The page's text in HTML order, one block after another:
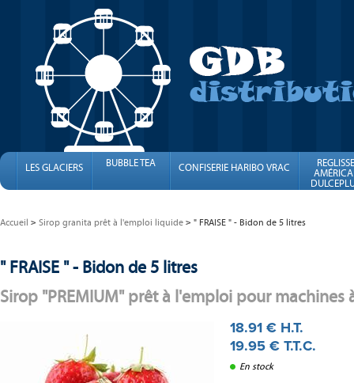
LES GLACIERS BUBBLE TEA CONFISERIE HARIBO VRAC
FINI
Accueil Sirop granita prêt à l'emploi liquide " FRAISE " - Bidon de 5 litres
" FRAISE " - Bidon de 5 litres
Sirop "PREMIUM" prêt à l'emploi pour machines
18.91 € H.T.
19.95 € T.T.C.
En stock